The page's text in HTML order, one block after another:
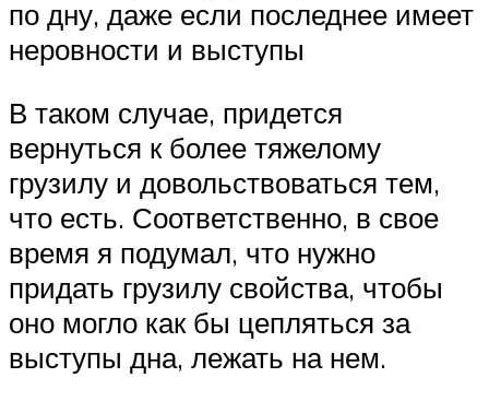
по дну, даже если последнее имеет
неровности и выступы
В таком случае, придется
вернуться к более тяжелому
грузилу и довольствоваться тем,
что есть. Соответственно, в свое
время я подумал, что нужно
придать грузилу свойства, чтобы
оно могло как бы цепляться за
выступы дна, лежать на нем.